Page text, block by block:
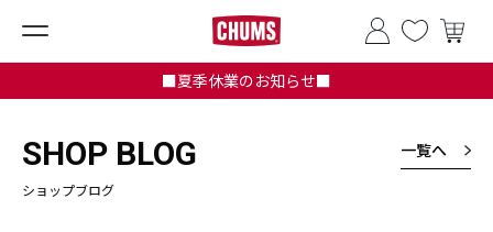
■夏季休業のお知らせ■
SHOP BLOG
ショップブログ
一覧へ